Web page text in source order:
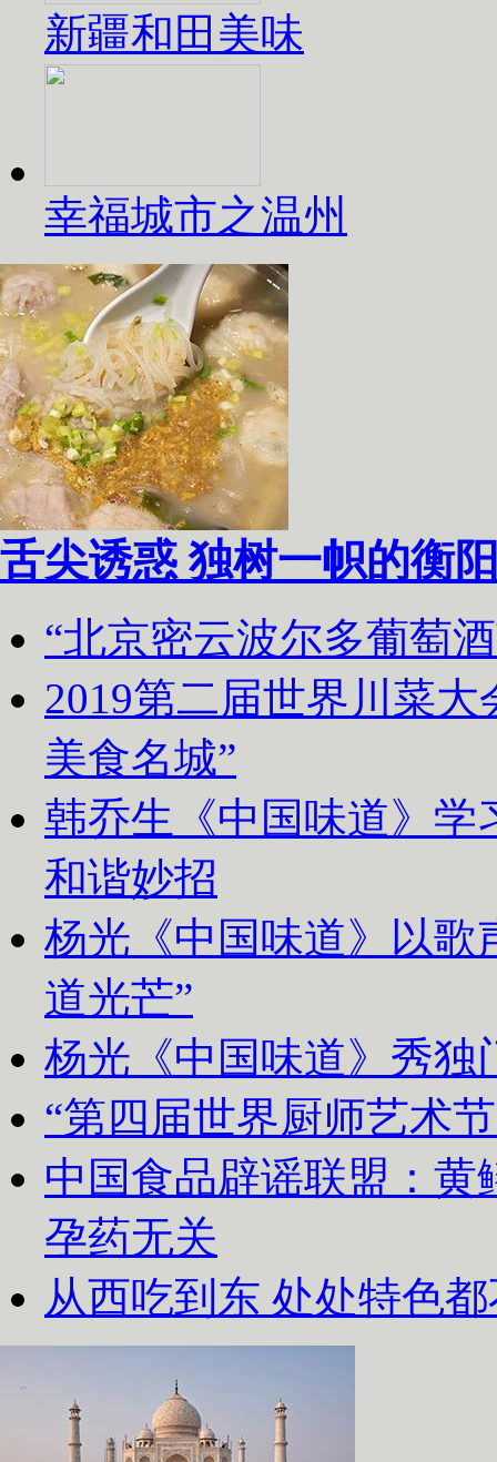
新疆和田美味
幸福城市之温州
舌尖诱惑 独树一帜的衡
“北京密云波尔多葡萄
2019第二届世界川菜
美食名城”
韩乔生《中国味道》学
和谐妙招
杨光《中国味道》以歌
道光芒”
杨光《中国味道》秀独
“第四届世界厨师艺术
中国食品辟谣联盟：
孕药无关
从西吃到东 处处特色